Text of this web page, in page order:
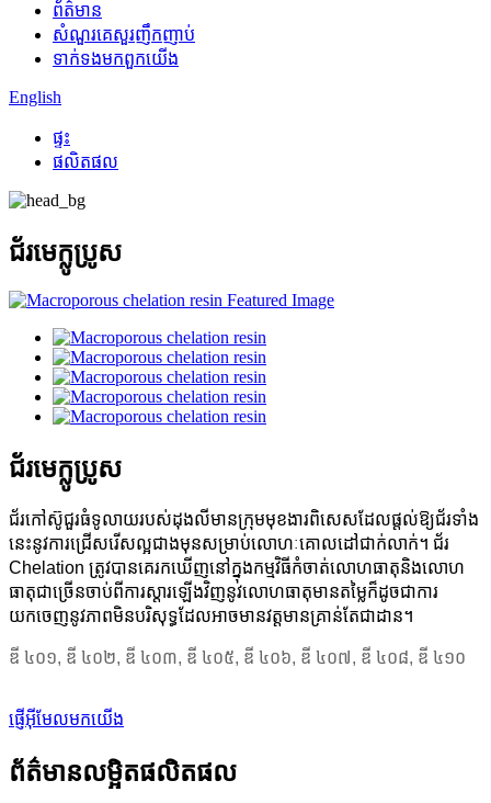
ព័ត៌មាន
សំណួរគេសួរញឹកញាប់
ទាក់ទង​មក​ពួក​យើង
English
ផ្ទះ
ផលិតផល
ជ័រមេក្លូប្រូស
ជ័រមេក្លូប្រូស
ជ័រកៅស៊ូជួរធំទូលាយរបស់ដុងលីមានក្រុមមុខងារពិសេសដែលផ្តល់ឱ្យជ័រទាំង
នេះនូវការជ្រើសរើសល្អជាងមុនសម្រាប់លោហៈគោលដៅជាក់លាក់។ ជ័រ
Chelation ត្រូវបានគេរកឃើញនៅក្នុងកម្មវិធីកំចាត់លោហធាតុនិងលោហ
ធាតុជាច្រើនចាប់ពីការស្តារឡើងវិញនូវលោហធាតុមានតម្លៃក៏ដូចជាការ
យកចេញនូវភាពមិនបរិសុទ្ធដែលអាចមានវត្តមានគ្រាន់តែជាដាន។
ឌី ៤០១, ឌី ៤០២, ឌី ៤០៣, ឌី ៤០៥, ឌី ៤០៦, ឌី ៤០៧ , ឌី ៤០៨, ឌី ៤១០
ផ្ញើអ៊ីមែលមកយើង
ព័ត៌មានលម្អិតផលិតផល